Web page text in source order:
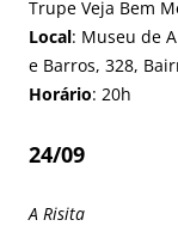
Trupe Veja Bem
Local: Museu de
e Barros, 328,
Horário: 20h
24/09
A Risita